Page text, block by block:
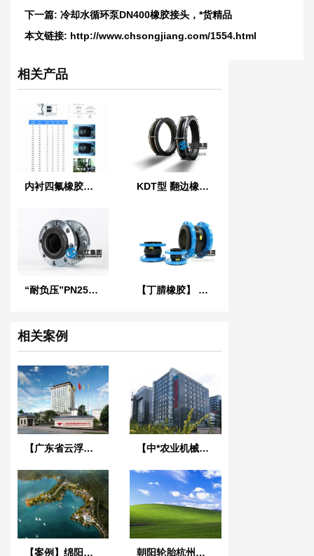
下一篇: 冷却水循环泵DN400橡胶接头，*货精品
本文链接: http://www.chsongjiang.com/1554.html
相关产品
内衬四氟橡胶软接头 KDT型 翻边橡胶接头
“耐负压”PN25橡胶接头 【丁腈橡胶】 LO型NBR液压耐油橡胶接头
相关案例
【广东省云浮市温氏舍丰项目】橡胶接头合同 【中*农业机械化科学研究院】弹簧减震器合同
【案例】绵阳仙海丽湾度假酒店项目淞江金属软管合同 朝阳轮胎杭州中策项目